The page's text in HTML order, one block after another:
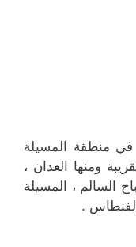
منطقة المسيلة
بمحافظة مبارك الكبير والمناطق القريبة ‎ومنها العدان ،
السالم ، المسيلة
.